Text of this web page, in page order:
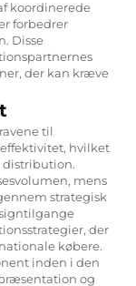
koordinerede
forbedrer
Disse
der kan kræve
til
hvilket
distribution.
mens
strategisk
der
købere.
inden i den
og